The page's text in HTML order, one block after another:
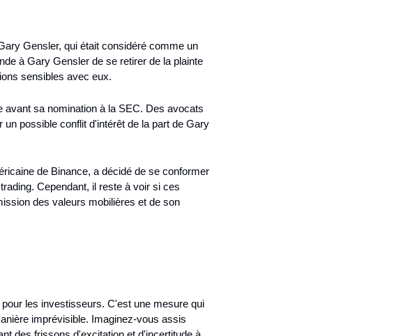
Gensler, qui était considéré comme un
à Gary Gensler de se retirer de la plainte
sensibles avec eux.
sa nomination à la SEC. Des avocats
possible conflit d'intérêt de la part de Gary
de Binance, a décidé de se conformer
Cependant, il reste à voir si ces
des valeurs mobilières et de son
les investisseurs. C'est une mesure qui
imprévisible. Imaginez-vous assis